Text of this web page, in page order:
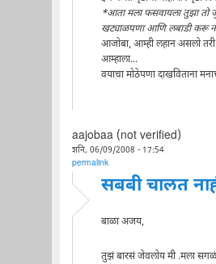
*आता मला फसवायला तुझा तो
खट्याळपणा आणि लबाडी करू
आजोबा, आम्ही लहान असलो तरी
आम्हाला...
वयाचा मोठेपणा दा़खविताना
aajobaa (not verified)
शनि, 06/09/2008 - 17:54
permalink
सबबी चालत
बाळा अजय,
तुझं बारसं जेवलोय मी .मला सगळं